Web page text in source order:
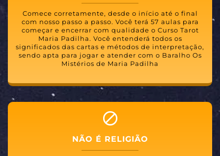
Comece corretamente, desde o início até o final
com nosso passo a passo. Você terá 57 aulas para
começar e encerrar com qualidade o Curso Tarot
Maria Padilha. Você entenderá todos os
significados das cartas e métodos de interpretação,
sendo apta para jogar e atender com o Baralho Os
Mistérios de Maria Padilha
NÃO É RELIGIÃO